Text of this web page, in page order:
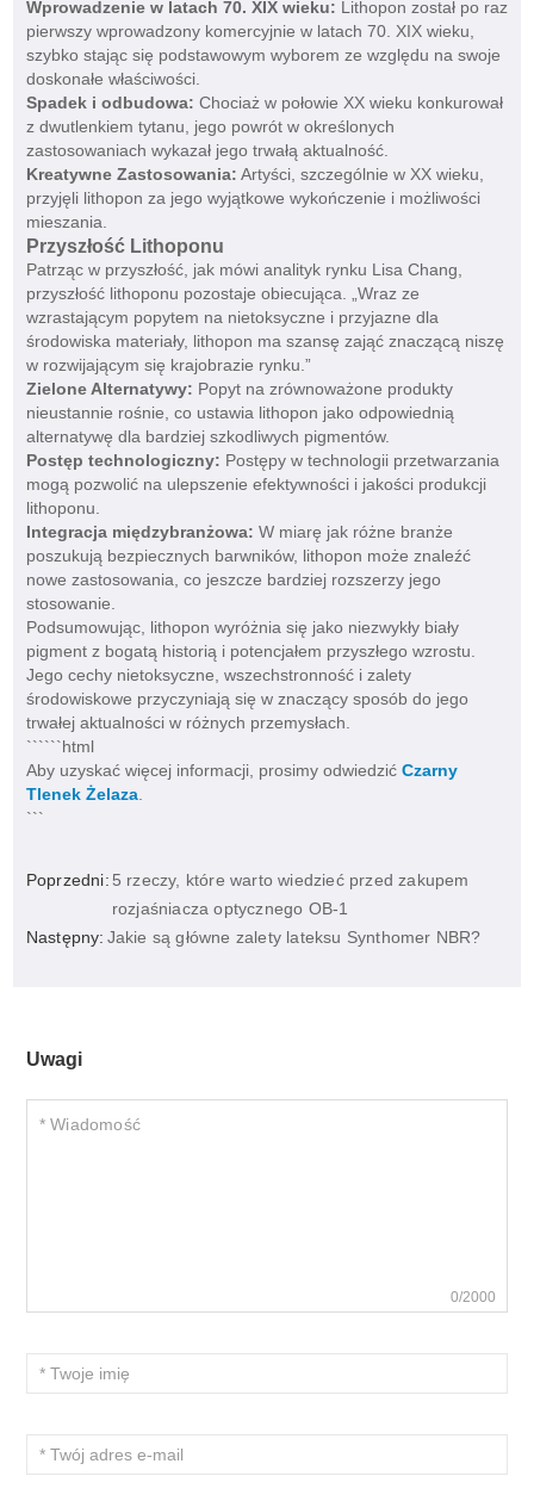
Wprowadzenie w latach 70. XIX wieku: Lithopon został po raz
pierwszy wprowadzony komercyjnie w latach 70. XIX wieku,
szybko stając się podstawowym wyborem ze względu na swoje
doskonałe właściwości.
Spadek i odbudowa: Chociaż w połowie XX wieku konkurował
z dwutlenkiem tytanu, jego powrót w określonych
zastosowaniach wykazał jego trwałą aktualność.
Kreatywne Zastosowania: Artyści, szczególnie w XX wieku,
przyjęli lithopon za jego wyjątkowe wykończenie i możliwości
mieszania.
Przyszłość Lithoponu
Patrząc w przyszłość, jak mówi analityk rynku Lisa Chang,
przyszłość lithoponu pozostaje obiecująca. „Wraz ze
wzrastającym popytem na nietoksyczne i przyjazne dla
środowiska materiały, lithopon ma szansę zająć znaczącą niszę
w rozwijającym się krajobrazie rynku.”
Zielone Alternatywy: Popyt na zrównoważone produkty
nieustannie rośnie, co ustawia lithopon jako odpowiednią
alternatywę dla bardziej szkodliwych pigmentów.
Postęp technologiczny: Postępy w technologii przetwarzania
mogą pozwolić na ulepszenie efektywności i jakości produkcji
lithoponu.
Integracja międzybranżowa: W miarę jak różne branże
poszukują bezpiecznych barwników, lithopon może znaleźć
nowe zastosowania, co jeszcze bardziej rozszerzy jego
stosowanie.
Podsumowując, lithopon wyróżnia się jako niezwykły biały
pigment z bogatą historią i potencjałem przyszłego wzrostu.
Jego cechy nietoksyczne, wszechstronność i zalety
środowiskowe przyczyniają się w znaczący sposób do jego
trwałej aktualności w różnych przemysłach.
``````html
Aby uzyskać więcej informacji, prosimy odwiedzić Czarny
Tlenek Żelaza.
```
Poprzedni: 5 rzeczy, które warto wiedzieć przed zakupem
rozjaśniacza optycznego OB-1
Następny: Jakie są główne zalety lateksu Synthomer NBR?
Uwagi
0/2000